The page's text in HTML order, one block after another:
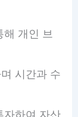
해 개인 브
시간과 수
자하여 자산